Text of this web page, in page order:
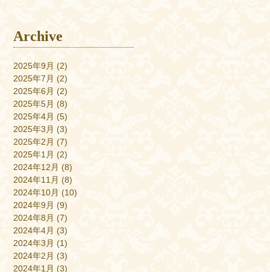
Archive
2025年9月 (2)
2025年7月 (2)
2025年6月 (2)
2025年5月 (8)
2025年4月 (5)
2025年3月 (3)
2025年2月 (7)
2025年1月 (2)
2024年12月 (8)
2024年11月 (8)
2024年10月 (10)
2024年9月 (9)
2024年8月 (7)
2024年4月 (3)
2024年3月 (1)
2024年2月 (3)
2024年1月 (3)